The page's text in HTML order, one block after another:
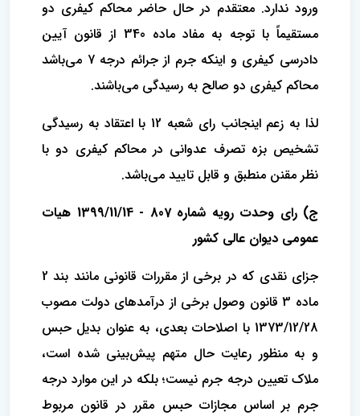
ورود ندارد. معتقدم در حال حاضر محاکم کیفری دو
مستقیماً با توجه به مفاد ماده 340 از قانون آیین
دادرسی کیفری و اینکه جرم از جرائم درجه 7 می‌باشد
محاکم کیفری دو صالح به رسیدگی می‌باشند.
لذا به زعم اینجانب رای شعبه 12 با اعتقاد به رسیدگی
تشخیص بزه تصرف عدوانی در محاکم کیفری دو با
نظر مقنن منطبق و قابل تایید می‌باشد.
ج) رای وحدت‌ رویه شماره 807 - 1399/11/14 هیات‌
عمومی دیوان ‌عالی ‌کشور
جزای نقدی که در برخی از مقررات قانونی مانند بند 2
ماده 3 قانون وصول برخی از درآمدهای دولت مصوب
1373/12/28 با اصلاحات بعدی، به عنوان بدیل حبس
و به منظور رعایت حال متهم پیش‌بینی شده است،
ملاک تعیین درجه جرم نیست؛ بلکه در این موارد درجه
جرم بر اساس مجازات حبس مقرر در قانون مربوط